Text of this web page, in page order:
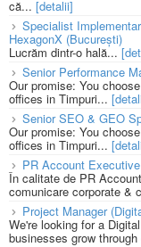
că... [detalii]
Specialist
HexagonX (București)
Lucrăm dintr-o hală...
Senior Performance
Our promise: You
offices in Timpuri...
Senior SEO & GEO
Our promise: You
offices in Timpuri...
PR Account
În calitate de PR
comunicare corporate &
Project Manager
We're looking for a
businesses grow